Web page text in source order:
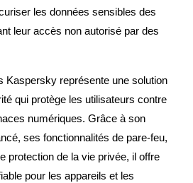
les données sensibles des
leur accès non autorisé par des
Kaspersky représente une solution
qui protège les utilisateurs contre
numériques. Grâce à son
ses fonctionnalités de pare-feu,
protection de la vie privée, il offre
pour les appareils et les